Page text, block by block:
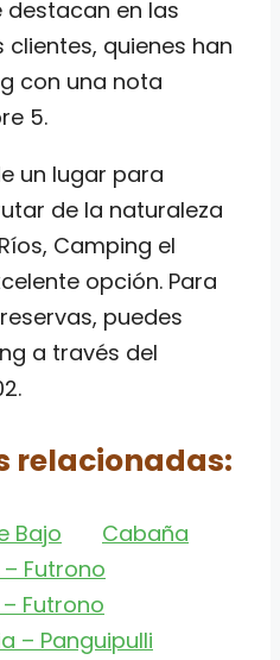
en las
quienes han
con una nota
5.
un lugar para
de la naturaleza
Camping el
opción. Para
puedes
a través del
relacionadas:
Bajo
Cabaña
Futrono
Futrono
– Panguipulli